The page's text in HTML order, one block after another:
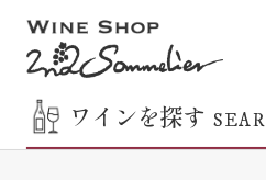
ワインを探す